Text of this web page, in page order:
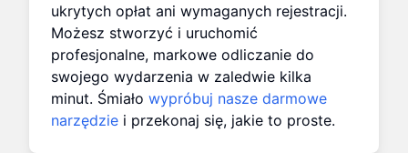
ukrytych opłat ani wymaganych rejestracji.
Możesz stworzyć i uruchomić
profesjonalne, markowe odliczanie do
swojego wydarzenia w zaledwie kilka
minut. Śmiało wypróbuj nasze darmowe
narzędzie i przekonaj się, jakie to proste.